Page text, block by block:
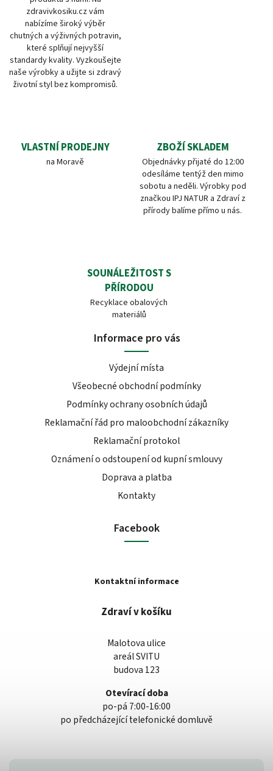
zdravivkosiku.cz vám
nabízíme široký výběr
chutných a výživných potravin,
které splňují nejvyšší
standardy kvality. Vyzkoušejte
naše výrobky a užijte si zdravý
životní styl bez kompromisů.
VLASTNÍ PRODEJNY
na Moravě
ZBOŽÍ SKLADEM
Objednávky přijaté do 12:00
odesíláme tentýž den mimo
sobotu a neděli. Výrobky pod
značkou IPJ NATUR a Zdraví z
přírody balíme přímo u nás.
SOUNÁLEŽITOST S
PŘÍRODOU
Recyklace obalových
materiálů
Informace pro vás
Výdejní místa
Všeobecné obchodní podmínky
Podmínky ochrany osobních údajů
Reklamační řád pro maloobchodní zákazníky
Reklamační protokol
Oznámení o odstoupení od kupní smlouvy
Doprava a platba
Kontakty
Facebook
Kontaktní informace
Zdraví v košíku
Malotova ulice
areál SVITU
budova 123
Otevírací doba
po-pá 7:00-16:00
po předcházející telefonické domluvě